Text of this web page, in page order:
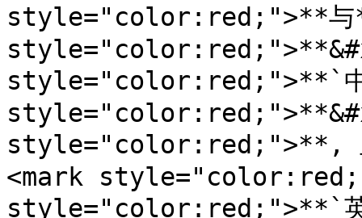
style="color:red;">**与
style="color:red;">**`中
style="color:red;">**, 且
<mark
style="color:red;">**`英